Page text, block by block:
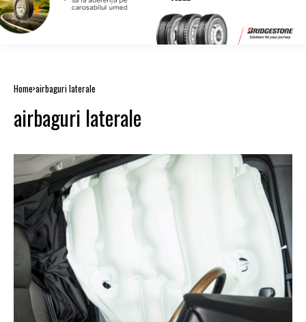
Home airbaguri laterale
airbaguri laterale